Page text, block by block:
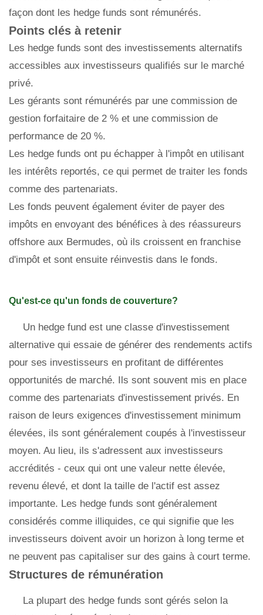
façon dont les hedge funds sont rémunérés.
Points clés à retenir
Les hedge funds sont des investissements alternatifs
accessibles aux investisseurs qualifiés sur le marché
privé.
Les gérants sont rémunérés par une commission de
gestion forfaitaire de 2 % et une commission de
performance de 20 %.
Les hedge funds ont pu échapper à l'impôt en utilisant
les intérêts reportés, ce qui permet de traiter les fonds
comme des partenariats.
Les fonds peuvent également éviter de payer des
impôts en envoyant des bénéfices à des réassureurs
offshore aux Bermudes, où ils croissent en franchise
d'impôt et sont ensuite réinvestis dans le fonds.
Qu'est-ce qu'un fonds de couverture?
Un hedge fund est une classe d'investissement
alternative qui essaie de générer des rendements actifs
pour ses investisseurs en profitant de différentes
opportunités de marché. Ils sont souvent mis en place
comme des partenariats d'investissement privés. En
raison de leurs exigences d'investissement minimum
élevées, ils sont généralement coupés à l'investisseur
moyen. Au lieu, ils s'adressent aux investisseurs
accrédités - ceux qui ont une valeur nette élevée,
revenu élevé, et dont la taille de l'actif est assez
importante. Les hedge funds sont généralement
considérés comme illiquides, ce qui signifie que les
investisseurs doivent avoir un horizon à long terme et
ne peuvent pas capitaliser sur des gains à court terme.
Structures de rémunération
La plupart des hedge funds sont gérés selon la